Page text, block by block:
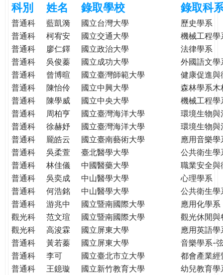
格。
民。
WAGOR
TODAY
THE
WORLD
TOMORROW
PUTTING
e
r
e
科別 姓名 錄取學校 錄取科
普通科 藍凱漪 國立台灣大學
歷史學系
普通科
柯宥安 國立交通大學
機械工程學
普通科
廖仁鐸 國立政治大學
法律學系
普通科
吳俊蓁 國立成功大學
外國語文學
普通科
曾博暄 國立臺灣師範大學
健康促進與
普通科
陳怡伶 國立中興大學
森林學系木
普通科
陳學威 國立中央大學
機械工程學
普通科
周柏亨 國立臺灣海洋大學
環境生物與
普通科
徐赫妤 國立臺灣海洋大學
環境生物與
普通科
龎皓云 國立臺南藝術大學
應用音樂
普通科
吳柔萱 臺北醫學大學
公共衛生學
普通科
林佳儀 中國醫藥大學
職業安全與
普通科
吳奕成 中山醫學大學
心理學系
普通科
何浩銘 中山醫學大學
公共衛生學
普通科
游兆中 國立暨南國際大學
應用化學系
觀光科
范文瑄 國立暨南國際大學
觀光休閒與
觀光科
高浚霖 國立屏東大學
應用英語學
普通科
黃若蓁 國立屏東大學
音樂學系-
普通科
李可 國立臺北市立大學
都會產業經
普通科
王鐿璇 國立新竹教育大學
幼兒教育學